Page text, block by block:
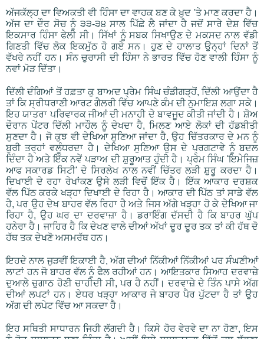
ਅੱਜਕੱਲ੍ਹ ਦਾ ਵਿਅਕਤੀ ਵੀ ਹਿੰਸਾ ਦਾ ਵਾਹਕ ਬਣ ਕੇ ਖ਼ੁਦ 'ਤੇ ਮਾਣ ਕਰਦਾ ਹੈ।
ਅੱਜ ਦਾ ਦੌਰ ਸੋਚ ਨੂੰ ੩੩-੩੪ ਸਾਲ ਪਿੱਛੇ ਲੈ ਜਾਂਦਾ ਹੈ ਜਦੋਂ ਸਾਰੇ ਦੇਸ਼ ਵਿੱਚ
ਇਕਸਾਰ ਹਿੰਸਾ ਫੇਲੀ ਸੀ। ਸਿੱਖਾਂ ਨੂੰ ਸਬਕ ਸਿਖਾਉਣ ਦੇ ਮਕਸਦ ਨਾਲ ਵੱਡੀ
ਗਿਣਤੀ ਵਿੱਚ ਲੋਕ ਇਕਮੁੱਠ ਹੋ ਗਏ ਸਨ। ਹੁਣ ਦੇ ਹਾਲਾਤ ਉਨ੍ਹਾਂ ਦਿਨਾਂ ਤੋਂ
ਵੱਖਰੇ ਨਹੀਂ ਹਨ। ਸੰਨ ਚੁਰਾਸੀ ਦੀ ਹਿੰਸਾ ਨੇ ਭਾਰਤ ਵਿੱਚ ਹੋਣ ਵਾਲੀ ਹਿੰਸਾ ਨੂੰ
ਨਵਾਂ ਮੋੜ ਦਿੱਤਾ।
ਦਿੱਲੀ ਦੰਗਿਆਂ ਤੋਂ ਹਫ਼ਤਾ ਕੁ ਬਾਅਦ ਪ੍ਰੇਮ ਸਿੰਘ ਚੰਡੀਗੜ੍ਹੋਂ, ਦਿੱਲੀ ਆਉਂਦਾ ਹੈ
ਤਾਂ ਕਿ ਸ੍ਰੀਧਰਾਣੀ ਆਰਟ ਗੈਲਰੀ ਵਿੱਚ ਆਪਣੇ ਕੰਮ ਦੀ ਨੁਮਾਇਸ਼ ਲਗਾ ਸਕੇ।
ਇਹ ਯਾਤਰਾ ਪਰਿਵਾਰਕ ਜੀਆਂ ਦੀ ਮਨਾਹੀ ਦੇ ਬਾਵਜੂਦ ਕੀਤੀ ਜਾਂਦੀ ਹੈ। ਸ਼ੋਅ
ਦੌਰਾਨ ਪੇਂਟਰ ਦਿੱਲੀ ਮਾਹੌਲ ਨੂੰ ਦੇਖਦਾ ਹੈ, ਮਿਲਣ ਆਏ ਲੋਕਾਂ ਦੀ ਹੱਡਬੀਤੀ
ਸੁਣਦਾ ਹੈ। ਜੋ ਕੁਝ ਵੀ ਦੇਖਿਆ ਸੁਣਿਆ ਜਾਂਦਾ ਹੈ, ਉਹ ਚਿੱਤਰਕਾਰ ਦੇ ਮਨ ਨੂੰ
ਬੁਰੀ ਤਰ੍ਹਾਂ ਵਲੂੰਧਰਦਾ ਹੈ। ਦੇਖਿਆ ਸੁਣਿਆ ਉਸ ਦੇ ਪ੍ਰਗਟਾਵੇ ਨੂੰ ਬਦਲ
ਦਿੰਦਾ ਹੈ ਅਤੇ ਇੱਕ ਨਵੇਂ ਪੜਾਅ ਦੀ ਸ਼ੁਰੂਆਤ ਹੁੰਦੀ ਹੈ। ਪ੍ਰੇਮ ਸਿੰਘ 'ਇਮੇਜਿਜ਼
ਆਫ ਸਕਾਰਡ ਸਿਟੀ' ਦੇ ਸਿਰਲੇਖ ਨਾਲ ਨਵੀਂ ਚਿੱਤਰ ਲੜੀ ਸ਼ੁਰੂ ਕਰਦਾ ਹੈ।
ਦਿਖਾਈ ਦੇ ਰਹਾ ਰੇਖਾਂਕਣ ਉਸੇ ਲੜੀ ਵਿਚੋਂ ਇੱਕ ਹੈ। ਇੱਕ ਆਕਾਰ ਦਰਸ਼ਕ
ਵੱਲ ਪਿੱਠ ਕਰਕੇ ਖੜ੍ਹਾ ਦਿਖਾਈ ਦੇ ਰਿਹਾ ਹੈ। ਆਕਾਰ ਦੀ ਪਿੱਠ ਤਾਂ ਸਾਡੇ ਵੱਲ
ਹੈ, ਪਰ ਉਹ ਦੇਖ ਬਾਹਰ ਵੱਲ ਰਿਹਾ ਹੈ ਅਤੇ ਜਿਸ ਅੱਗੇ ਖੜ੍ਹਾ ਹੋ ਕੇ ਦੇਖਿਆ ਜਾ
ਰਿਹਾ ਹੈ, ਉਹ ਘਰ ਦਾ ਦਰਵਾਜ਼ਾ ਹੈ। ਡਰਾਇੰਗ ਦੱਸਦੀ ਹੈ ਕਿ ਬਾਹਰ ਘੁੱਪ
ਹਨੇਰਾ ਹੈ। ਜਾਹਿਰ ਹੈ ਕਿ ਦੇਖਣ ਵਾਲੇ ਦੀਆਂ ਅੱਖਾਂ ਦੂਰ ਦੂਰ ਤਕ ਤਾਂ ਕੀ ਹੱਥ ਦੋ
ਹੱਥ ਤਕ ਦੇਖਣੋ ਅਸਮਰੱਥ ਹਨ।
ਇਹਦੇ ਨਾਲ ਜੁੜਵੀਂ ਇਕਾਈ ਹੈ, ਅੱਗ ਦੀਆਂ ਨਿੱਕੀਆਂ ਨਿੱਕੀਆਂ ਪਰ ਸੰਘਣੀਆਂ
ਲਾਟਾਂ ਹਨ ਜੋ ਬਾਹਰ ਵੱਲ ਨੂੰ ਫੈਲ ਰਹੀਆਂ ਹਨ। ਆਇਤਕਾਰ ਸਿਆਹ ਦਰਵਾਜ਼ੇ
ਦੁਆਲੇ ਚੁਗਾਠ ਹੋਣੀ ਚਾਹੀਦੀ ਸੀ, ਪਰ ਹੈ ਨਹੀਂ। ਦਰਵਾਜ਼ੇ ਦੇ ਤਿੰਨ ਪਾਸੇ ਅੱਗ
ਦੀਆਂ ਲਪਟਾਂ ਹਨ। ਏਧਰ ਖੜ੍ਹਾ ਆਕਾਰ ਜੇ ਬਾਹਰ ਪੈਰ ਪੁੱਟਦਾ ਹੈ ਤਾਂ ਉਹ
ਅੱਗ ਦੀ ਲਪੇਟ ਵਿੱਚ ਆ ਸਕਦਾ ਹੈ।
ਇਹ ਸਥਿਤੀ ਸਾਧਾਰਨ ਜਿਹੀ ਲੱਗਦੀ ਹੈ। ਕਿਸੇ ਹੋਰ ਵੇਰਵੇ ਦਾ ਨਾ ਹੋਣਾ, ਇਸ